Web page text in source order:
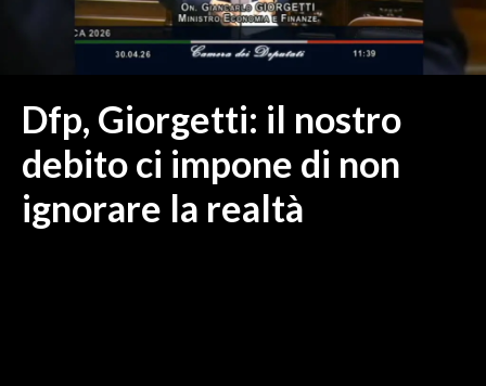
NUORO E PROVINCIA
CRONACA
ITALIA
MONDO
Dfp, Giorgetti: il nostro
debito ci impone di non
ignorare la realtà